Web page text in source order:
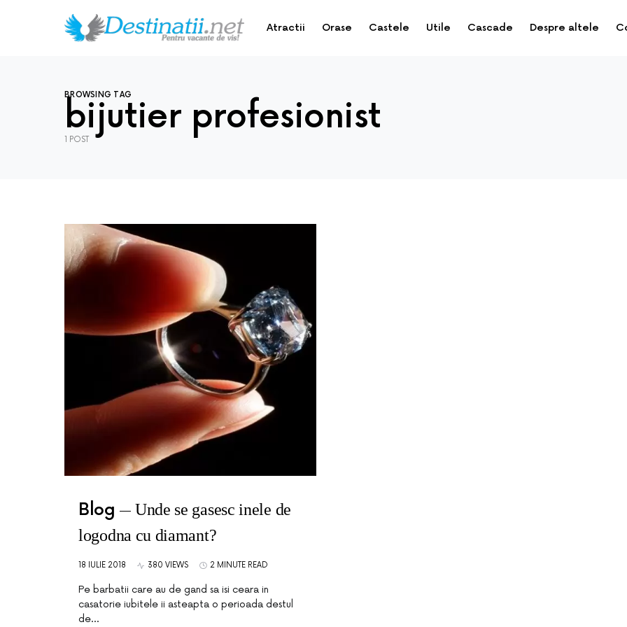
Atractii Orase Castele Utile Cascade Despre altele
BROWSING TAG
bijutier profesionist
1 POST
Blog
Unde se gasesc inele de
logodna cu diamant?
18 IULIE 2018 380 VIEWS 2 MINUTE READ
Pe barbatii care au de gand sa isi ceara in
casatorie iubitele ii asteapta o perioada destul
de…